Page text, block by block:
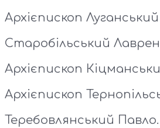
Архієпископ Луганський
Старобільський
Архієпископ
Архієпископ
Теребовлянський Павло.